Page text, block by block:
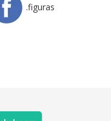
.figuras